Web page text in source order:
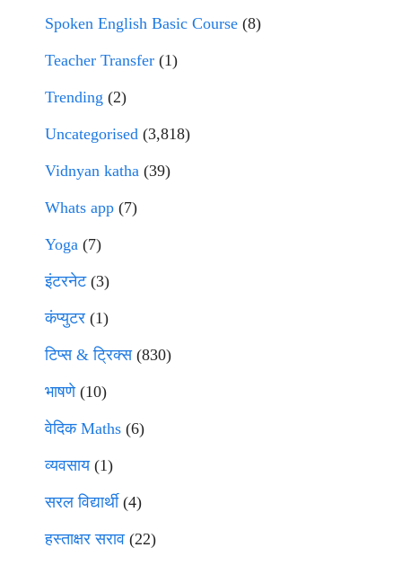
Spoken English Basic Course (8)
Teacher Transfer (1)
Trending (2)
Uncategorised (3,818)
Vidnyan katha (39)
Whats app (7)
Yoga (7)
इंटरनेट(3)
कंप्युटर (1)
टिप्स & ट्रिक्स(830)
भाषणे(10)
वेदिक Maths (6)
व्यवसाय(1)
सरल विद्यार्थी(4)
हस्ताक्षर सराव (22)